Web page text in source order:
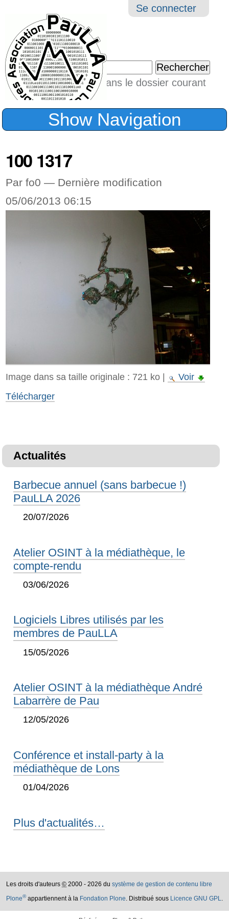
Outils
Se connecter
Chercher par
Seulement dans le dossier courant
Recherche
Show Navigation
100 1317
Par fo0 — Dernière modification
05/06/2013 06:15
Image dans sa taille originale : 721 ko|
Voir
Télécharger
Actualités
Barbecue annuel (sans barbecue !)
PauLLA 2026
20/07/2026
Atelier OSINT à la médiathèque, le
compte-rendu
03/06/2026
Logiciels Libres utilisés par les
membres de PauLLA
15/05/2026
Atelier OSINT à la médiathèque André
Labarrère de Pau
12/05/2026
Conférence et install-party à la
médiathèque de Lons
01/04/2026
Plus d'actualités…
Les droits d'auteurs © 2000 - 2026 du système de gestion de contenu libre
Plone®appartiennent à la Fondation Plone. Distribué sous Licence GNU GPL.